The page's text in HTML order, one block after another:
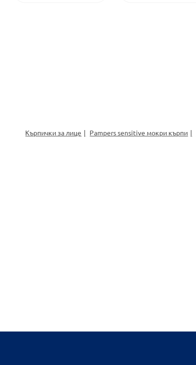
Кърпички за лице Pampers sensitive мокри кърпи